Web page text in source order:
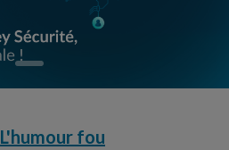
L'humour fou